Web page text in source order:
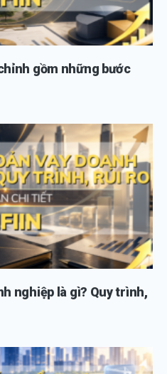
gồm những bước
nghiệp là gì? Quy trình,